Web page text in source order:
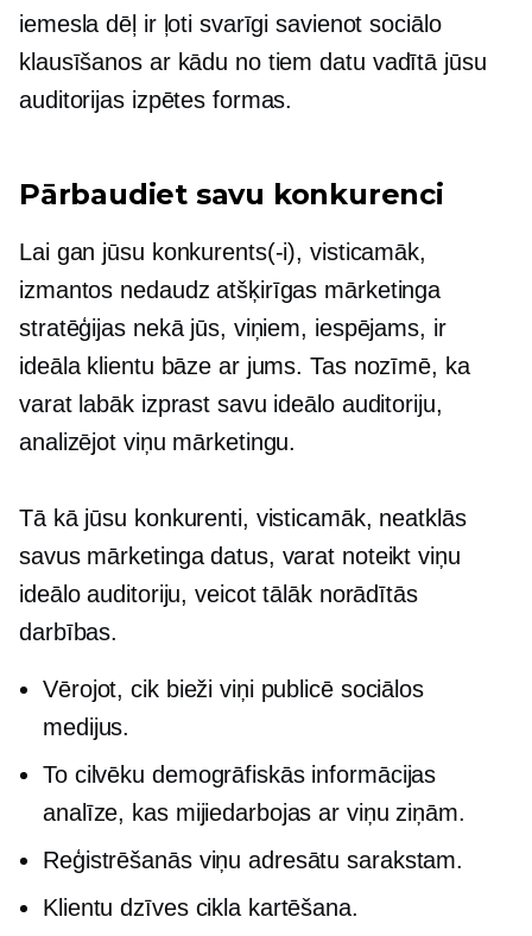
iemesla dēļ ir ļoti svarīgi savienot sociālo
klausīšanos ar kādu no tiemdatu vadītā jūsu
auditorijas izpētes formas.
Pārbaudiet savu konkurenci
Lai gan jūsu konkurents(-i), visticamāk,
izmantos nedaudz atšķirīgas mārketinga
stratēģijas nekā jūs, viņiem, iespējams, ir
ideāla klientu bāze ar jums. Tas nozīmē, ka
varat labāk izprast savu ideālo auditoriju,
analizējot viņu mārketingu.
Tā kā jūsu konkurenti, visticamāk, neatklās
savus mārketinga datus, varat noteikt viņu
ideālo auditoriju, veicot tālāk norādītās
darbības.
Vērojot, cik bieži viņi publicē sociālos
medijus.
To cilvēku demogrāfiskās informācijas
analīze, kas mijiedarbojas ar viņu ziņām.
Reģistrēšanās viņu adresātu sarakstam.
Klientu dzīves cikla kartēšana.